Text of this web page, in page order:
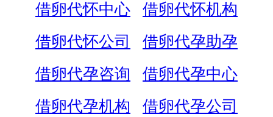
借卵代怀中心
借卵代怀机构
借卵代怀公司
借卵代孕助孕
借卵代孕咨询
借卵代孕中心
借卵代孕机构
借卵代孕公司